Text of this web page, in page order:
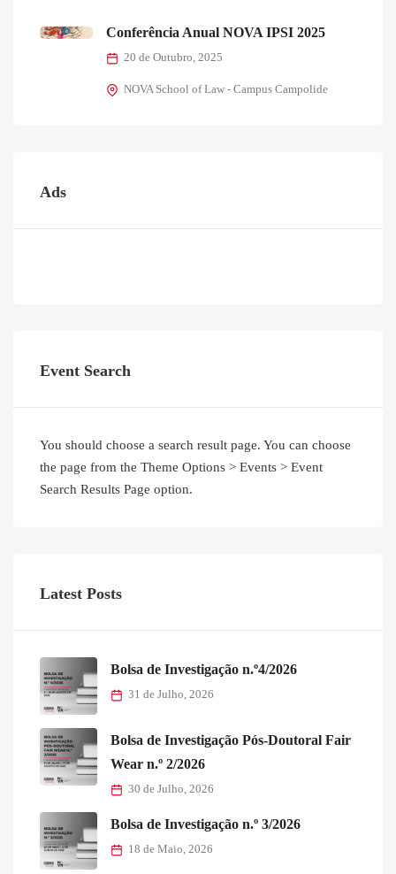
Conferência Anual NOVA IPSI 2025
20 de Outubro, 2025
NOVA School of Law - Campus Campolide
Ads
Event Search
You should choose a search result page. You can choose
the page from the Theme Options > Events > Event
Search Results Page option.
Latest Posts
Bolsa de Investigação n.º4/2026
31 de Julho, 2026
Bolsa de Investigação Pós-Doutoral Fair
Wear n.º 2/2026
30 de Julho, 2026
Bolsa de Investigação n.º 3/2026
18 de Maio, 2026